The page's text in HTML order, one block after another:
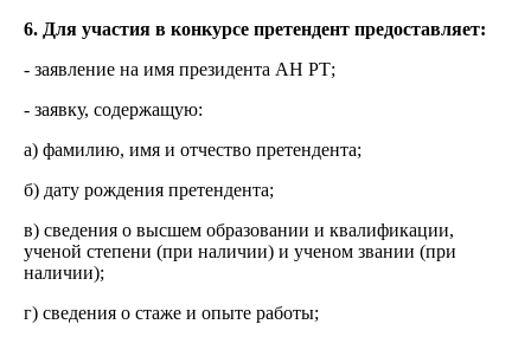
6. Для участия в конкурсе претендент предоставляет:
- заявление на имя президента АН РТ;
- заявку, содержащую:
а) фамилию, имя и отчество претендента;
б) дату рождения претендента;
в) сведения о высшем образовании и квалификации,
ученой степени (при наличии) и ученом звании (при
наличии);
г) сведения о стаже и опыте работы;